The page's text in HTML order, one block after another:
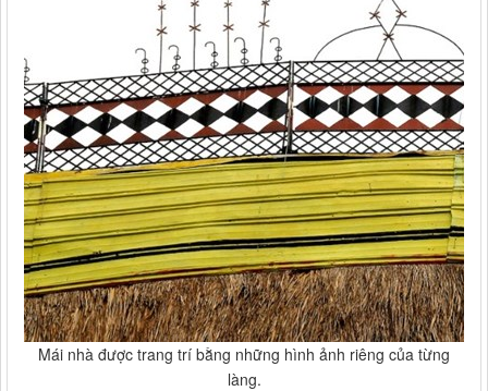
Mái nhà được trang trí bằng những hình ảnh riêng của từng
làng.